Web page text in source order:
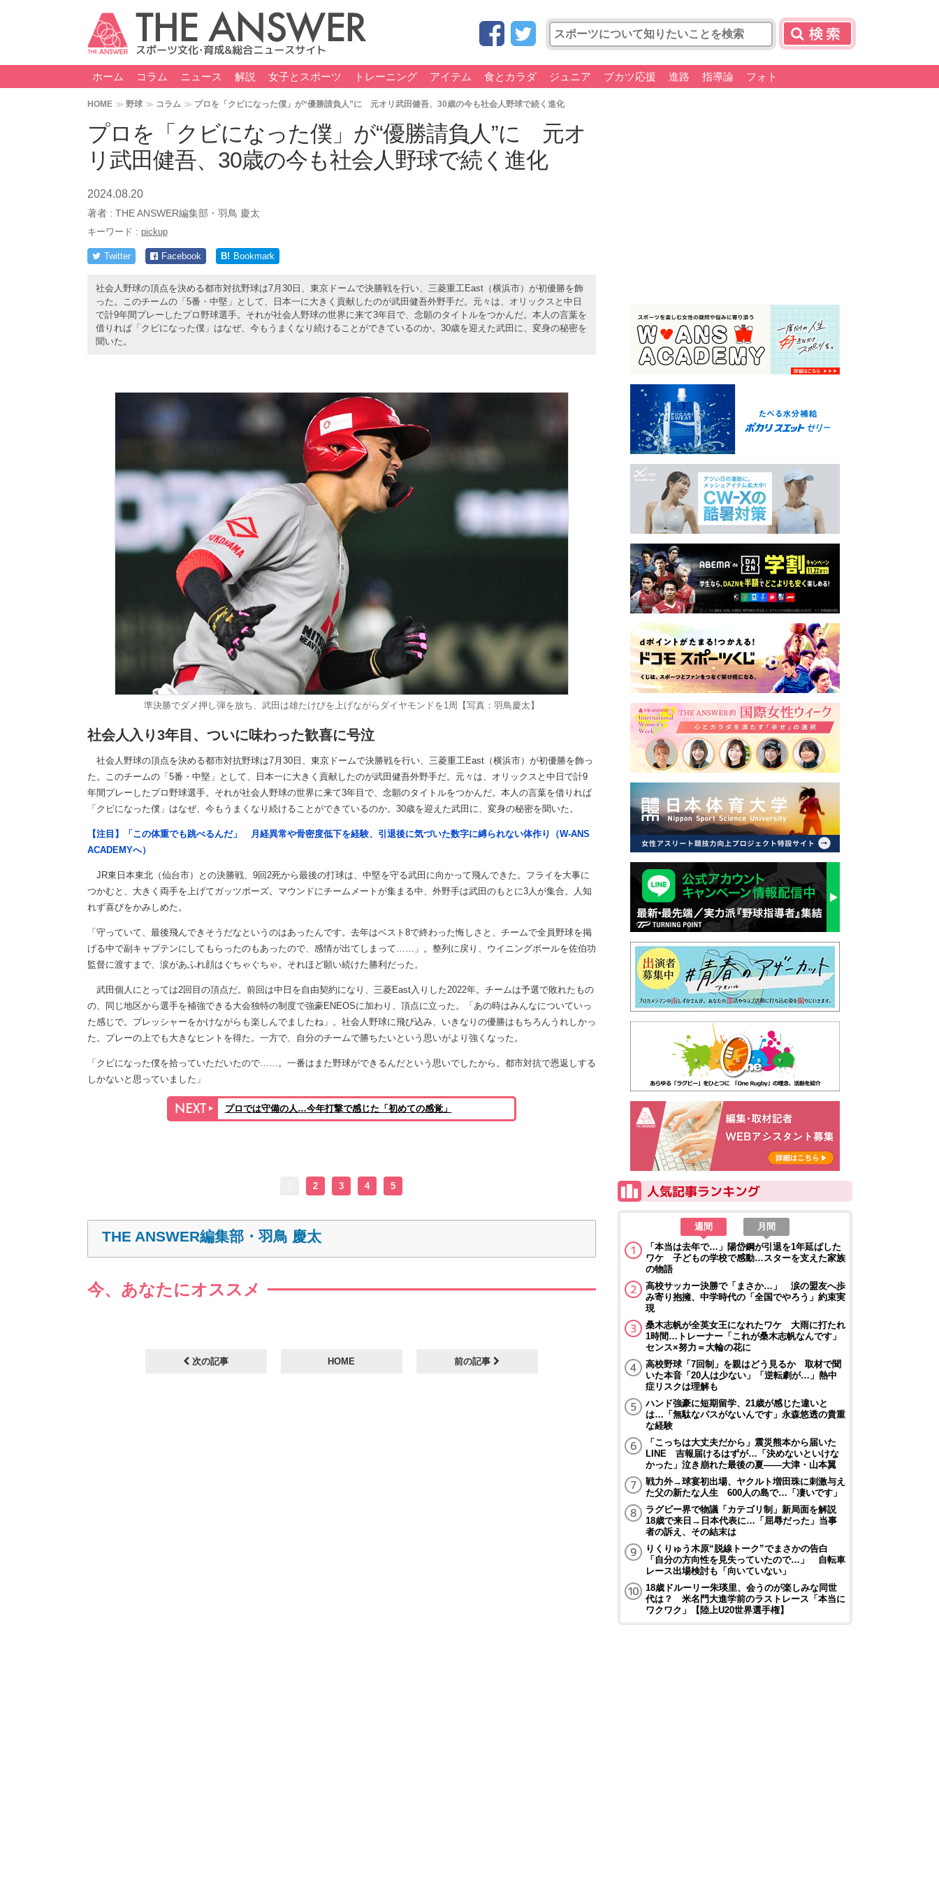
ホーム コラム ニュース 解説 女子とスポーツ トレーニング アイテム 食とカラダ ジュニア ブカツ応援 進路 指導論 フォト
HOME 野球 コラム プロを「クビになった僕」が“優勝請負人”に 元オリ武田健吾、30歳の今も社会人野球で続く進化
プロを「クビになった僕」が“優勝請負人”に 元オ
リ武田健吾、30歳の今も社会人野球で続く進化
2024.08.20
著者 : THE ANSWER編集部・羽鳥 慶太
キーワード : pickup
Twitter Facebook B! Bookmark
社会人野球の頂点を決める都市対抗野球は7月30日、東京ドームで決勝戦を行い、三菱重工East（横浜市）が初優勝を飾
った。このチームの「5番・中堅」として、日本一に大きく貢献したのが武田健吾外野手だ。元々は、オリックスと中日
で計9年間プレーしたプロ野球選手。それが社会人野球の世界に来て3年目で、念願のタイトルをつかんだ。本人の言葉を
借りれば「クビになった僕」はなぜ、今もうまくなり続けることができているのか。30歳を迎えた武田に、変身の秘密を
聞いた。
準決勝でダメ押し弾を放ち、武田は雄たけびを上げながらダイヤモンドを1周【写真：羽鳥慶太】
社会人入り3年目、ついに味わった歓喜に号泣
社会人野球の頂点を決める都市対抗野球は7月30日、東京ドームで決勝戦を行い、三菱重工East（横浜市）が初優勝を飾っ
た。このチームの「5番・中堅」として、日本一に大きく貢献したのが武田健吾外野手だ。元々は、オリックスと中日で計9
年間プレーしたプロ野球選手。それが社会人野球の世界に来て3年目で、念願のタイトルをつかんだ。本人の言葉を借りれば
「クビになった僕」はなぜ、今もうまくなり続けることができているのか。30歳を迎えた武田に、変身の秘密を聞いた。
【注目】「この体重でも跳べるんだ」 月経異常や骨密度低下を経験、引退後に気づいた数字に縛られない体作り（W-ANS
ACADEMYへ）
JR東日本東北（仙台市）との決勝戦、9回2死から最後の打球は、中堅を守る武田に向かって飛んできた。フライを大事に
つかむと、大きく両手を上げてガッツポーズ。マウンドにチームメートが集まる中、外野手は武田のもとに3人が集合。人知
れず喜びをかみしめた。
「守っていて、最後飛んできそうだなというのはあったんです。去年はベスト8で終わった悔しさと、チームで全員野球を掲
げる中で副キャプテンにしてもらったのもあったので、感情が出てしまって……」。整列に戻り、ウイニングボールを佐伯功
監督に渡すまで、涙があふれ顔はぐちゃぐちゃ。それほど願い続けた勝利だった。
武田個人にとっては2回目の頂点だ。前回は中日を自由契約になり、三菱East入りした2022年。チームは予選で敗れたもの
の、同じ地区から選手を補強できる大会独特の制度で強豪ENEOSに加わり、頂点に立った。「あの時はみんなについていっ
た感じで。プレッシャーをかけながらも楽しんでましたね」。社会人野球に飛び込み、いきなりの優勝はもちろんうれしかっ
た。プレーの上でも大きなヒントを得た。一方で、自分のチームで勝ちたいという思いがより強くなった。
「クビになった僕を拾っていただいたので……。一番はまた野球ができるんだという思いでしたから。都市対抗で恩返しする
しかないと思っていました」
プロでは守備の人…今年打撃で感じた「初めての感覚」
2 3 4 5
THE ANSWER編集部・羽鳥 慶太
今、あなたにオススメ
次の記事 HOME 前の記事
週間
月間
「本当は去年で…」陽岱鋼が引退を1年延ばした
ワケ 子どもの学校で感動…スターを支えた家族
の物語
高校サッカー決勝で「まさか…」 涙の盟友へ歩
み寄り抱擁、中学時代の「全国でやろう」約束実
現
桑木志帆が全英女王になれたワケ 大雨に打たれ
1時間…トレーナー「これが桑木志帆なんです」
センス×努力＝大輪の花に
高校野球「7回制」を親はどう見るか 取材で聞
いた本音「20人は少ない」「逆転劇が…」熱中
症リスクは理解も
ハンド強豪に短期留学、21歳が感じた違いと
は…「無駄なパスがないんです」永森悠透の貴重
な経験
「こっちは大丈夫だから」震災熊本から届いた
LINE 吉報届けるはずが…「決めないといけな
かった」泣き崩れた最後の夏――大津・山本翼
戦力外→球宴初出場、ヤクルト増田珠に刺激与え
た父の新たな人生 600人の島で…「凄いです」
ラグビー界で物議「カテゴリ制」新局面を解説
18歳で来日→日本代表に…「屈辱だった」当事
者の訴え、その結末は
りくりゅう木原“脱線トーク”でまさかの告白
「自分の方向性を見失っていたので…」 自転車
レース出場検討も「向いていない」
18歳ドルーリー朱瑛里、会うのが楽しみな同世
代は？ 米名門大進学前のラストレース「本当に
ワクワク」【陸上U20世界選手権】